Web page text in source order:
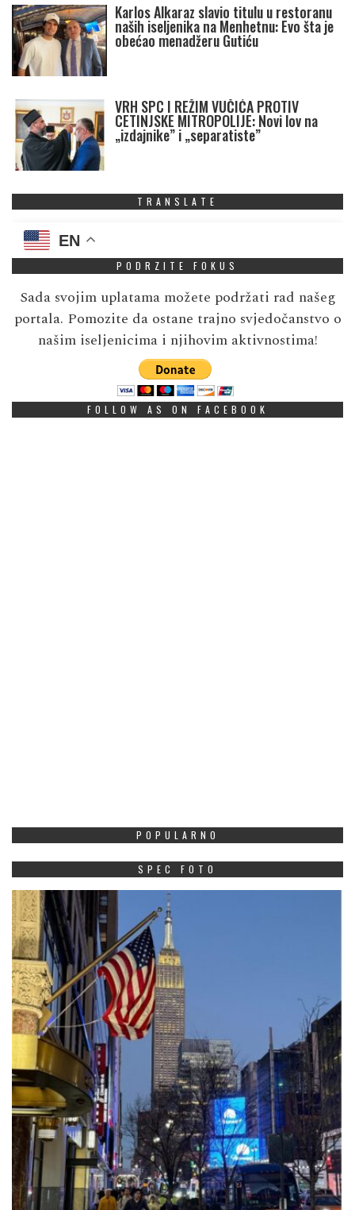
Karlos Alkaraz slavio titulu u restoranu
naših iseljenika na Menhetnu: Evo šta je
obećao menadžeru Gutiću
VRH SPC I REŽIM VUČIĆA PROTIV
CETINJSKE MITROPOLIJE: Novi lov na
„izdajnike” i „separatiste”
TRANSLATE
EN
PODRZITE FOKUS
Sada svojim uplatama možete podržati rad našeg
portala. Pomozite da ostane trajno svjedočanstvo o
našim iseljenicima i njihovim aktivnostima!
FOLLOW AS ON FACEBOOK
POPULARNO
SPEC FOTO